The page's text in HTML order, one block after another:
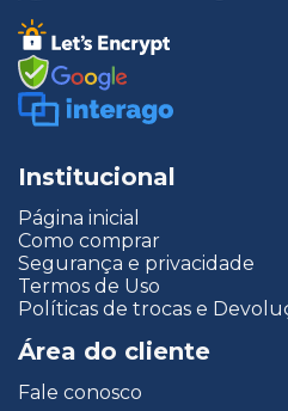
Institucional
Página inicial
Como comprar
Segurança e privacidade
Termos de Uso
Políticas de trocas e
Área do cliente
Fale conosco